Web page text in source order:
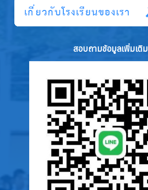
สอบถามข้อมูลเพิ่มเติม